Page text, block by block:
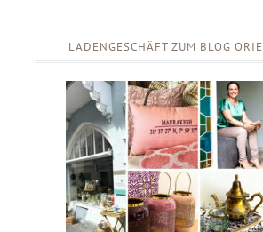
LADENGESCHÄFT ZUM BLOG